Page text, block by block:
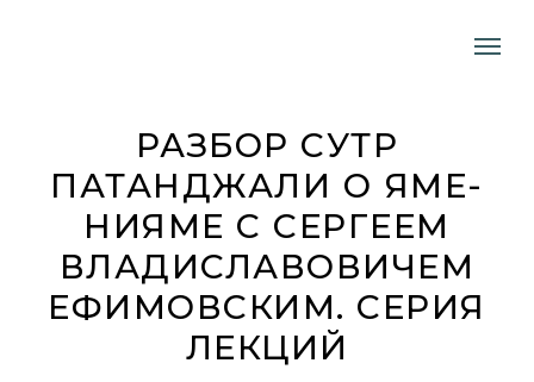
РАЗБОР СУТР
ПАТАНДЖАЛИ О ЯМЕ-
НИЯМЕ C СЕРГЕЕМ
ВЛАДИСЛАВОВИЧЕМ
ЕФИМОВСКИМ. СЕРИЯ
ЛЕКЦИЙ